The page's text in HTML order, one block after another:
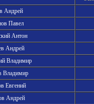
Андрей
Павел
Антон
Андрей
Владимир
Владимир
Евгений
Андрей